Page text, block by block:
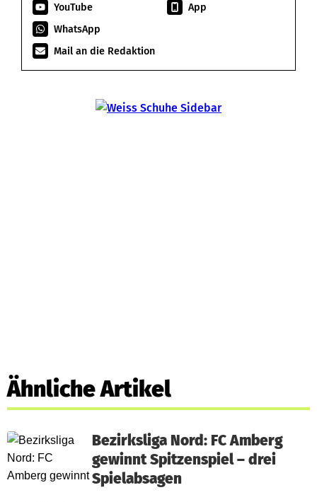
YouTube
App
WhatsApp
Mail an die Redaktion
Ähnliche Artikel
Bezirksliga Nord: FC Amberg
gewinnt Spitzenspiel – drei
Spielabsagen